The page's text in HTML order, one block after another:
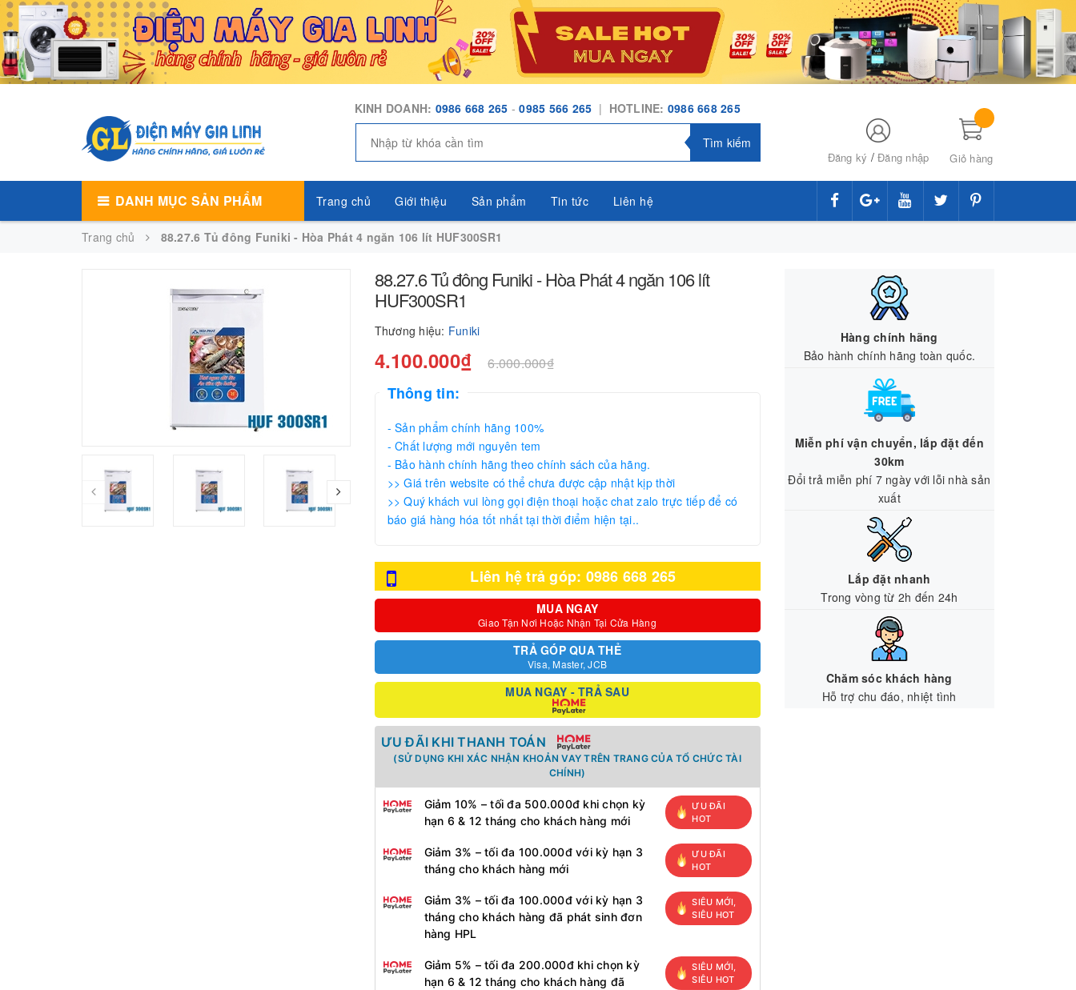
KINH DOANH: 0986 668 265 -0985 566 265 | HOTLINE: 0986 668 265
Tìm kiếm
Đăng ký /Đăng nhập Giỏ hàng
DANH MỤC SẢN PHẨM Trang chủ Giới thiệu Sản phẩm Tin tức Liên hệ
Trang chủ 88.27.6 Tủ đông Funiki - Hòa Phát 4 ngăn 106 lít HUF300SR1
88.27.6 Tủ đông Funiki - Hòa Phát 4 ngăn 106 lít
HUF300SR1
Thương hiệu: Funiki
4.100.000₫ 6.000.000₫
Thông tin:
- Sản phẩm chính hãng 100%
- Chất lượng mới nguyên tem
- Bảo hành chính hãng theo chính sách của hãng.
>> Giá trên website có thể chưa được cập nhật kịp thời
>> Quý khách vui lòng gọi điện thoại hoặc chat zalo trực tiếp để có
báo giá hàng hóa tốt nhất tại thời điểm hiện tại..
Liên hệ trả góp: 0986 668 265
MUA NGAY
Giao Tận Nơi Hoặc Nhận Tại Cửa Hàng
TRẢ GÓP QUA THẺ
Visa, Master, JCB
MUA NGAY - TRẢ SAU
ƯU ĐÃI KHI THANH TOÁN
(SỬ DỤNG KHI XÁC NHẬN KHOẢN VAY TRÊN TRANG CỦA TỔ CHỨC TÀI
CHÍNH)
Giảm 10% – tối đa 500.000đ khi chọn kỳ
hạn 6 & 12 tháng cho khách hàng mới
ƯU ĐÃI
HOT
Giảm 3% – tối đa 100.000đ với kỳ hạn 3
tháng cho khách hàng mới
ƯU ĐÃI
HOT
Giảm 3% – tối đa 100.000đ với kỳ hạn 3
tháng cho khách hàng đã phát sinh đơn
hàng HPL
SIÊU MỚI,
SIÊU HOT
Giảm 5% – tối đa 200.000đ khi chọn kỳ
hạn 6 & 12 tháng cho khách hàng đã
SIÊU MỚI,
SIÊU HOT
Hàng chính hãng
Bảo hành chính hãng toàn quốc.
Miễn phí vận chuyển, lắp đặt đến
30km
Đổi trả miễn phí 7 ngày với lỗi nhà sản
xuất
Lắp đặt nhanh
Trong vòng từ 2h đến 24h
Chăm sóc khách hàng
Hỗ trợ chu đáo, nhiệt tình